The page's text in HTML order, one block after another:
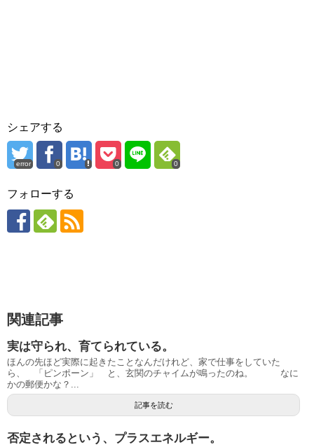
シェアする
error 0 0 0
フォローする
関連記事
実は守られ、育てられている。
ほんの先ほど実際に起きたことなんだけれど、家で仕事をしていた
ら、 「ピンポーン」 と、玄関のチャイムが鳴ったのね。 なに
かの郵便かな？...
記事を読む
否定されるという、プラスエネルギー。